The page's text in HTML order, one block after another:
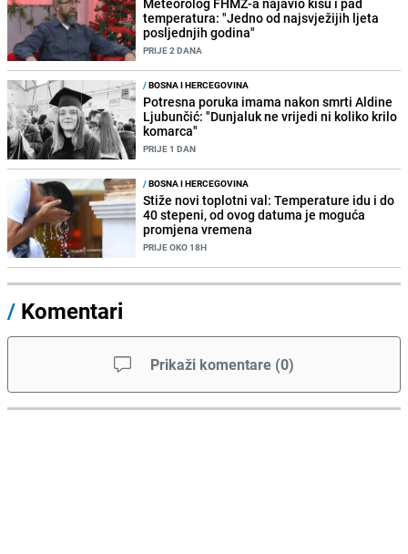
temperatura: "Jedno od najsvježijih ljeta
posljednjih godina"
PRIJE 2 DANA
/BOSNA I HERCEGOVINA
Potresna poruka imama nakon smrti Aldine
Ljubunčić: "Dunjaluk ne vrijedi ni koliko krilo
komarca"
PRIJE 1 DAN
/BOSNA I HERCEGOVINA
Stiže novi toplotni val: Temperature idu i do
40 stepeni, od ovog datuma je moguća
promjena vremena
PRIJE OKO 18H
/ Komentari
Prikaži komentare (0)